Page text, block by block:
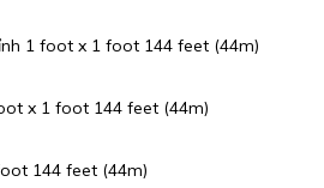
1 foot x 1 foot 144 feet (44m)
x 1 foot 144 feet (44m)
144 feet (44m)